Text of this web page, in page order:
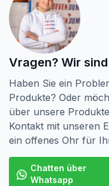
Vragen? Wir
Haben Sie ein
Produkte? Oder
über unsere
Kontakt mit unseren
ein offenes Ohr für
Chatten über
Whatsapp